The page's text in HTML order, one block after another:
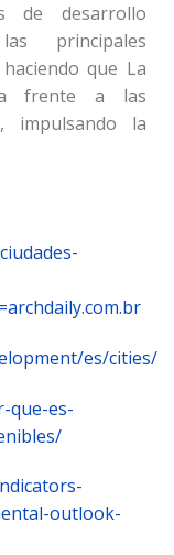
de desarrollo
principales
que La
frente a las
impulsando la
es/cities/
que-es-
outlook-